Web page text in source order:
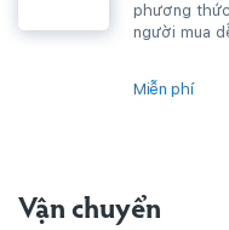
phương
người mua
Miễn phí
Vận chuyển